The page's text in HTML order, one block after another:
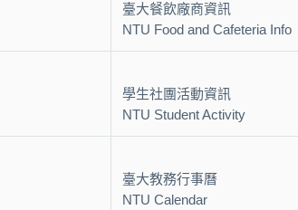
臺大餐飲廠商資訊
NTU Food and Cafeteria Info
學生社團活動資訊
NTU Student Activity
臺大教務行事曆
NTU Calendar